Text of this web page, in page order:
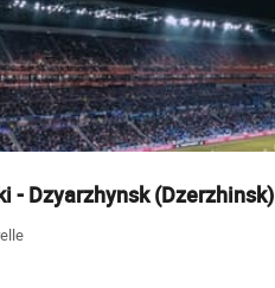
- Dzyarzhynsk (Dzerzhinsk)